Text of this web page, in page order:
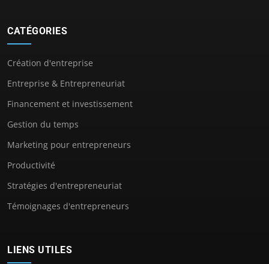
CATÉGORIES
Création d'entreprise
Entreprise & Entrepreneuriat
Financement et investissement
Gestion du temps
Marketing pour entrepreneurs
Productivité
Stratégies d'entrepreneuriat
Témoignages d'entrepreneurs
LIENS UTILES